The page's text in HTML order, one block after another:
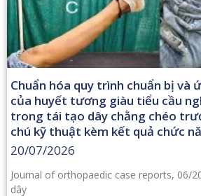
Chuẩn hóa quy trình chuẩn bị và
của huyết tương giàu tiểu cầu
trong tái tạo dây chằng chéo
chú kỹ thuật kèm kết quả chức
20/07/2026
Journal of orthopaedic case reports, 06/
dây